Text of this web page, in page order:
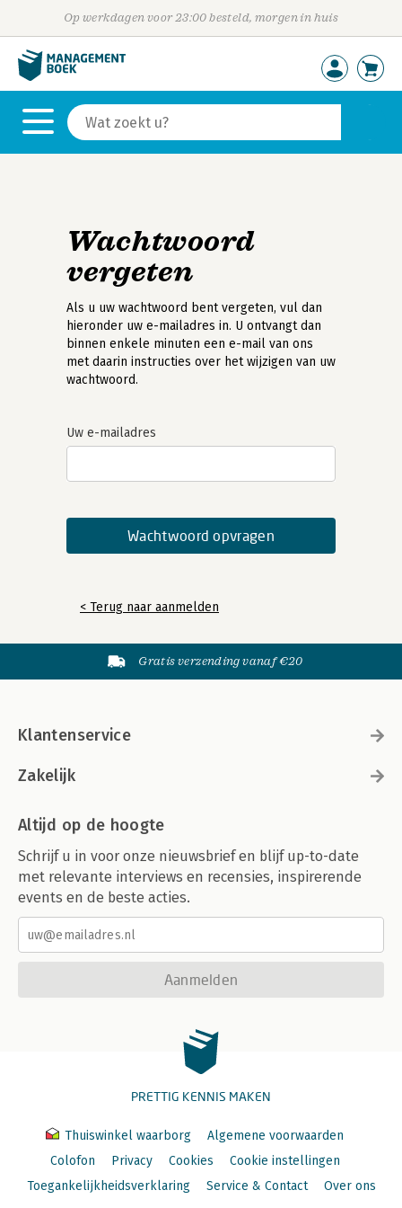
Op werkdagen voor 23:00 besteld, morgen in huis
Wachtwoord
vergeten
Als u uw wachtwoord bent vergeten, vul dan
hieronder uw e-mailadres in. U ontvangt dan
binnen enkele minuten een e-mail van ons
met daarin instructies over het wijzigen van uw
wachtwoord.
Uw e-mailadres
< Terug naar aanmelden
Gratis verzending vanaf €20
Klantenservice
Zakelijk
Altijd op de hoogte
Schrijf u in voor onze nieuwsbrief en blijf up-to-date
met relevante interviews en recensies, inspirerende
events en de beste acties.
Aanmelden
PRETTIG KENNIS MAKEN
Thuiswinkel waarborg
Algemene voorwaarden
Colofon
Privacy Cookies
Cookie instellingen
Toegankelijkheidsverklaring
Service & Contact Over ons